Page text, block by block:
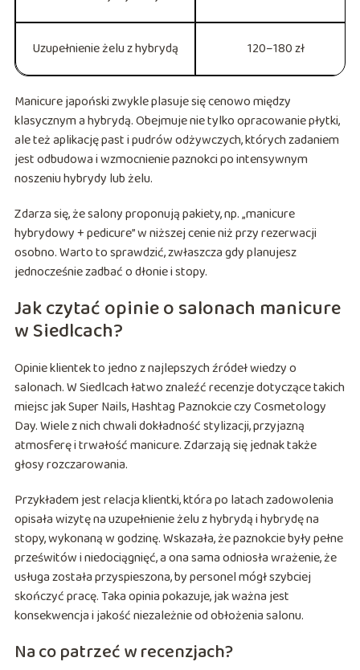
Uzupełnienie żelu z hybrydą 120–180 zł
Manicure japoński zwykle plasuje się cenowo między
klasycznym a hybrydą. Obejmuje nie tylko opracowanie płytki,
ale też aplikację past i pudrów odżywczych, których zadaniem
jest odbudowa i wzmocnienie paznokci po intensywnym
noszeniu hybrydy lub żelu.
Zdarza się, że salony proponują pakiety, np. „manicure
hybrydowy + pedicure” w niższej cenie niż przy rezerwacji
osobno. Warto to sprawdzić, zwłaszcza gdy planujesz
jednocześnie zadbać o dłonie i stopy.
Jak czytać opinie o salonach manicure
w Siedlcach?
Opinie klientek to jedno z najlepszych źródeł wiedzy o
salonach. W Siedlcach łatwo znaleźć recenzje dotyczące takich
miejsc jak Super Nails, Hashtag Paznokcie czy Cosmetology
Day. Wiele z nich chwali dokładność stylizacji, przyjazną
atmosferę i trwałość manicure. Zdarzają się jednak także
głosy rozczarowania.
Przykładem jest relacja klientki, która po latach zadowolenia
opisała wizytę na uzupełnienie żelu z hybrydą i hybrydę na
stopy, wykonaną w godzinę. Wskazała, że paznokcie były pełne
prześwitów i niedociągnięć, a ona sama odniosła wrażenie, że
usługa została przyspieszona, by personel mógł szybciej
skończyć pracę. Taka opinia pokazuje, jak ważna jest
konsekwencja i jakość niezależnie od obłożenia salonu.
Na co patrzeć w recenzjach?